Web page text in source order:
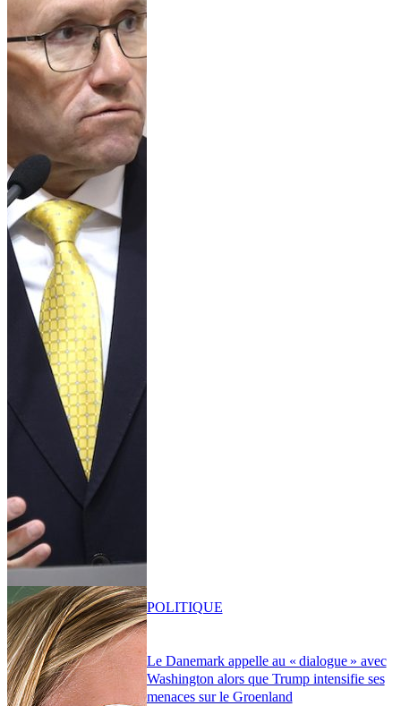
Le Danemark appelle au « dialogue » avec
Washington alors que Trump intensifie ses
menaces sur le Groenland
POLITIQUE